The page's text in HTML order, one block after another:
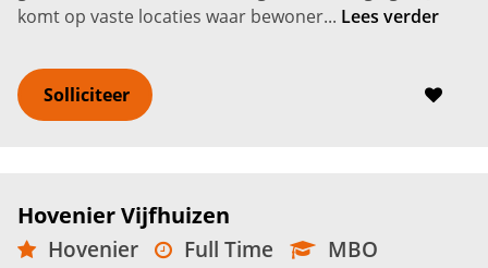
komt op vaste locaties waar bewoner... Lees verder
Solliciteer
Hovenier Vijfhuizen
Hovenier Full Time
MBO